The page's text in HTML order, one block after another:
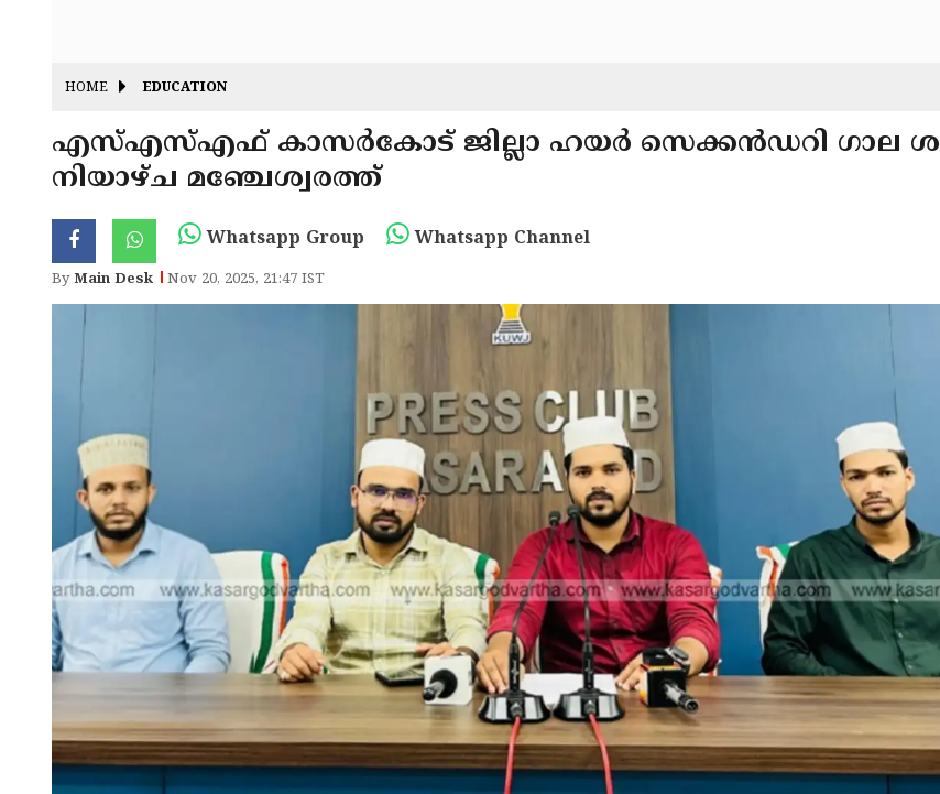
HOME EDUCATION
എസ്എസ്എഫ് കാസർകോട് ജില്ലാ ഹയർ സെക്കൻഡറി ഗാല ശ
നിയാഴ്ച മഞ്ചേശ്വരത്ത്
Whatsapp Group Whatsapp Channel
ByMain Desk Nov 20, 2025, 21:47 IST